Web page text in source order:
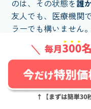
のは、その状態を誰
友人でも、医療機関
ラーでも構いません
り、判断力が落ちて
「相談するほどでは
じる時こそ、相談